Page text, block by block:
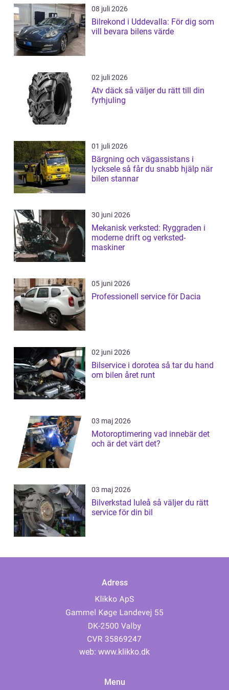
08 juli 2026
Bilrekond i Uddevalla: För dig som
vill bevara bilens värde
02 juli 2026
Atv däck så väljer du rätt till din
fyrhjuling
01 juli 2026
Bärgning och vägassistans i
lycksele så får du snabb hjälp när
bilen stannar
30 juni 2026
Mekanisk verksted: Ryggraden i
moderne drift og verksted-
maskiner
05 juni 2026
Professionell service för Dacia
02 juni 2026
Bilservice i dorotea så tar du hand
om bilen året runt
03 maj 2026
Motoroptimering vad innebär det
och är det värt det?
03 maj 2026
Bilverkstad luleå så väljer du rätt
service för din bil
Adress
web: www.klikko.dk
Menu